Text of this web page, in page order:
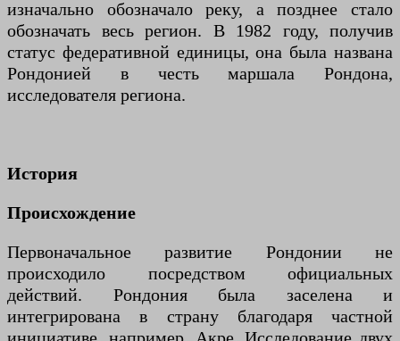
изначально обозначало реку, а позднее стало
обозначать весь регион. В 1982 году, получив
статус федеративной единицы, она была названа
Рондонией в честь маршала Рондона,
исследователя региона.
История
Происхождение
Первоначальное развитие Рондонии не
происходило посредством официальных
действий. Рондония была заселена и
интегрирована в страну благодаря частной